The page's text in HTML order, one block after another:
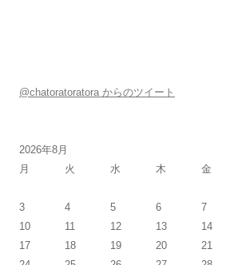
@chatoratoratora からのツイート
2026年8月
月
火 水 木 金
3
4 5 6 7
10
11 12 13 14
17
18 19 20 21